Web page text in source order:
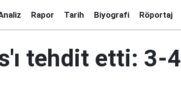
Rapor Tarih Biyografi Röportaj
tehdit etti: 3-4